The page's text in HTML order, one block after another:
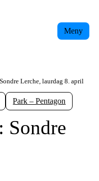
Meny
Sondre Lerche, laurdag 8. april
Park – Pentagon
Sondre